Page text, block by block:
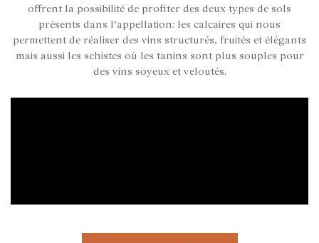
offrent la possibilité de profiter des deux types de sols
présents dans l’appellation: les calcaires qui nous
permettent de réaliser des vins structurés, fruités et élégants
mais aussi les schistes où les tanins sont plus souples pour
des vins soyeux et veloutés.